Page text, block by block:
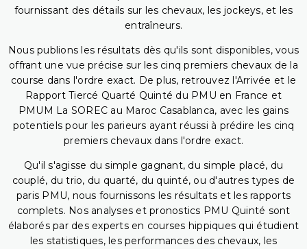
fournissant des détails sur les chevaux, les jockeys, et les
entraîneurs.
Nous publions les résultats dès qu'ils sont disponibles, vous
offrant une vue précise sur les cinq premiers chevaux de la
course dans l'ordre exact. De plus, retrouvez l'Arrivée et le
Rapport Tiercé Quarté Quinté du PMU en France et
PMUM La SOREC au Maroc Casablanca, avec les gains
potentiels pour les parieurs ayant réussi à prédire les cinq
premiers chevaux dans l'ordre exact.
Qu'il s'agisse du simple gagnant, du simple placé, du
couplé, du trio, du quarté, du quinté, ou d'autres types de
paris PMU, nous fournissons les résultats et les rapports
complets. Nos analyses et pronostics PMU Quinté sont
élaborés par des experts en courses hippiques qui étudient
les statistiques, les performances des chevaux, les